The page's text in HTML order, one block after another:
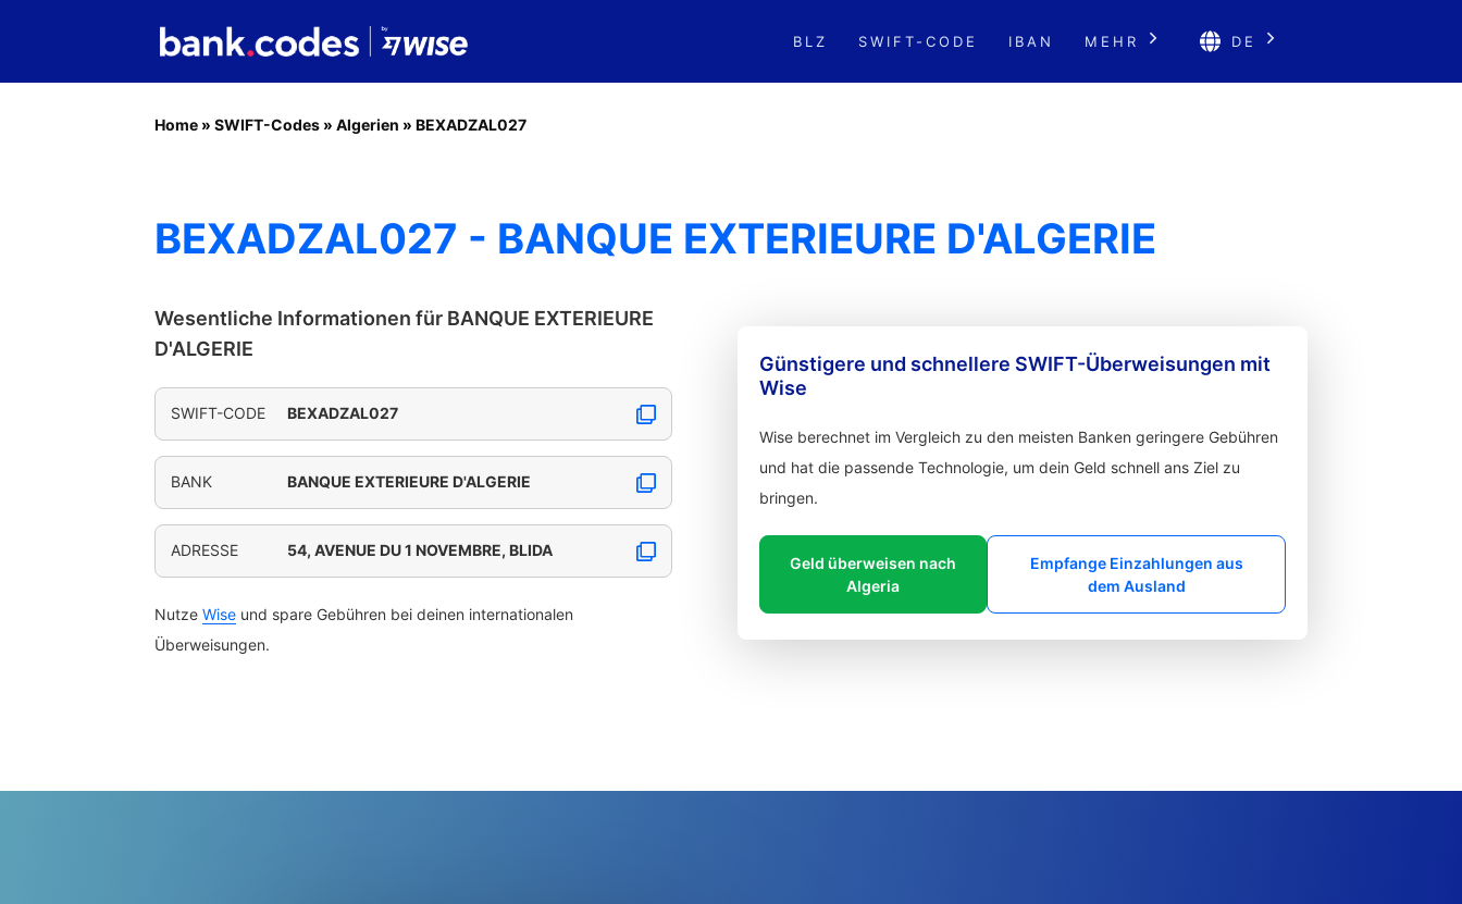
BLZ SWIFT-CODE IBAN MEHR DE
Home » SWIFT-Codes » Algerien » BEXADZAL027
BEXADZAL027 - BANQUE EXTERIEURE D'ALGERIE
Wesentliche Informationen für BANQUE EXTERIEURE
D'ALGERIE
SWIFT-CODE BEXADZAL027
BANK BANQUE EXTERIEURE D'ALGERIE
ADRESSE 54, AVENUE DU 1 NOVEMBRE, BLIDA
Nutze Wise und spare Gebühren bei deinen internationalen
Überweisungen.
Günstigere und schnellere SWIFT-Überweisungen mit
Wise
Wise berechnet im Vergleich zu den meisten Banken geringere Gebühren
und hat die passende Technologie, um dein Geld schnell ans Ziel zu
bringen.
Geld überweisen nach
Algeria
Empfange Einzahlungen aus
dem Ausland